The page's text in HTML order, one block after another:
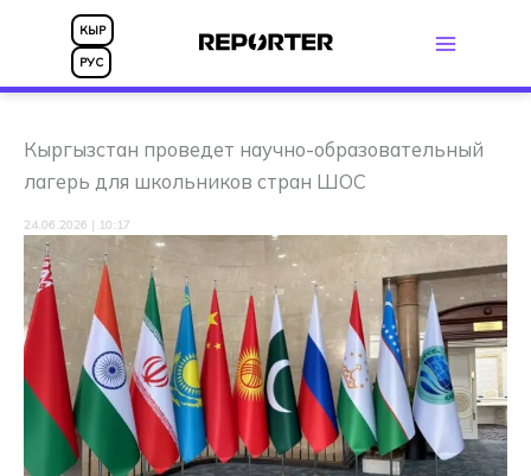
Перейти
содержимому
КЫР
РУС
Кыргызстан проведет научно-образовательный
лагерь для школьников стран ШОС
24.06.2026 | 10:17